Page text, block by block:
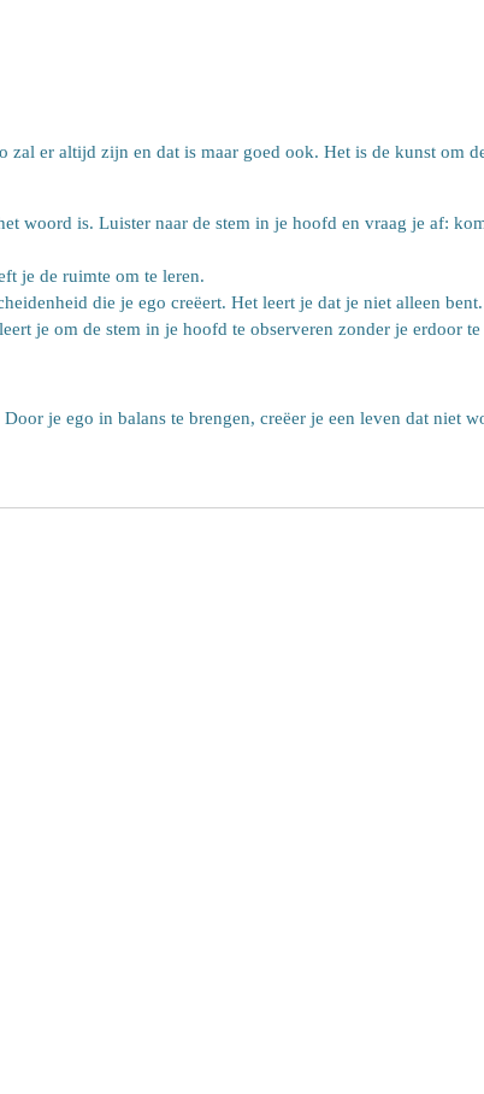
er altijd zijn en dat is maar goed ook. Het is de kunst om
woord is. Luister naar de stem in je hoofd en vraag je af:
je de ruimte om te leren.
die je ego creëert. Het leert je dat je niet alleen bent.
je om de stem in je hoofd te observeren zonder je erdoor te
je ego in balans te brengen, creëer je een leven dat niet